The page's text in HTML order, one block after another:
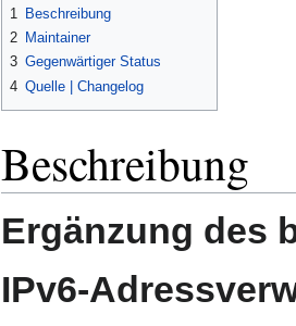
1
Beschreibung
2 Maintainer
3 Gegenwärtiger Status
4 Quelle | Changelog
Beschreibung
Ergänzung des
IPv6-